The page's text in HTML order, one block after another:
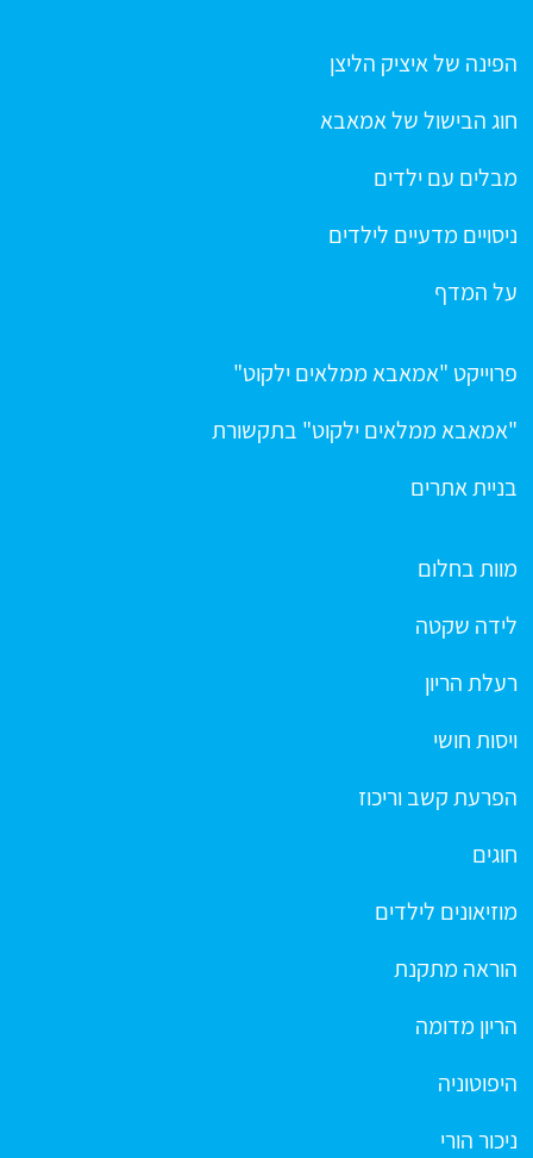
הפינה של איציק הליצן
חוג הבישול של אמאבא
מבלים עם ילדים
ניסויים מדעיים לילדים
על המדף
פרוייקט "אמאבא ממלאים ילקוט"
"אמאבא ממלאים ילקוט" בתקשורת
בניית אתרים
מוות בחלום
לידה שקטה
רעלת הריון
ויסות חושי
הפרעת קשב וריכוז
חוגים
מוזיאונים לילדים
הוראה מתקנת
הריון מדומה
היפוטוניה
ניכור הורי